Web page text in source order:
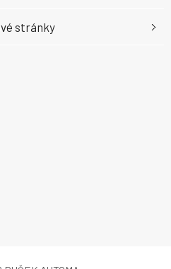
stránky